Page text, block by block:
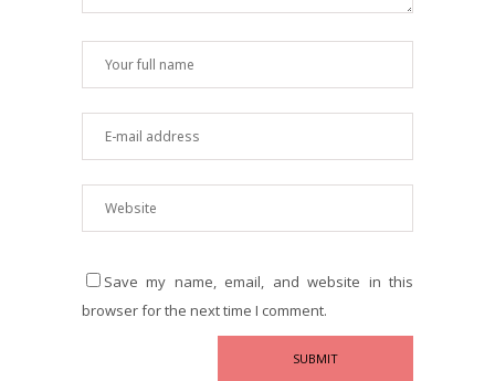
Save my name, email, and website in this
browser for the next time I comment.